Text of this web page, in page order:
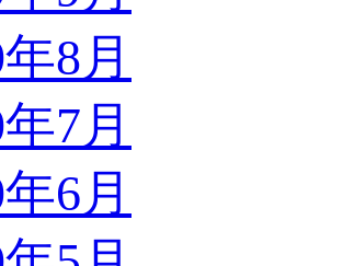
8月
7月
6月